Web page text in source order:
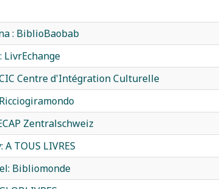
: BiblioBaobab
LivrEchange
Centre d'Intégration Culturelle
Zentralschweiz
TOUS LIVRES
Bibliomonde